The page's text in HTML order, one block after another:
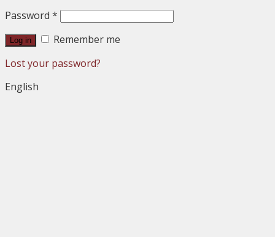
Password *
Log in
Remember me
Lost your password?
English